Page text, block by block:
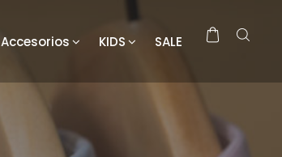
Accesorios KIDS SALE